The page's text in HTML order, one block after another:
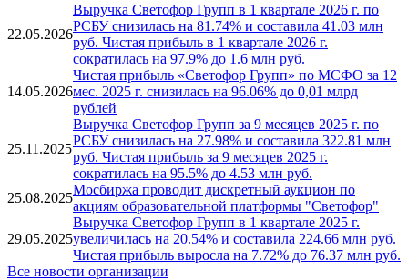
22.05.2026
Выручка Светофор Групп в 1 квартале 2026 г. по
РСБУ снизилась на 81.74% и составила 41.03 млн
руб. Чистая прибыль в 1 квартале 2026 г.
сократилась на 97.9% до 1.6 млн руб.
14.05.2026
Чистая прибыль «Светофор Групп» по МСФО за 12
мес. 2025 г. снизилась на 96.06% до 0,01 млрд
рублей
25.11.2025
Выручка Светофор Групп за 9 месяцев 2025 г. по
РСБУ снизилась на 27.98% и составила 322.81 млн
руб. Чистая прибыль за 9 месяцев 2025 г.
сократилась на 95.5% до 4.53 млн руб.
25.08.2025
Мосбиржа проводит дискретный аукцион по
акциям образовательной платформы "Светофор"
29.05.2025
Выручка Светофор Групп в 1 квартале 2025 г.
увеличилась на 20.54% и составила 224.66 млн руб.
Чистая прибыль выросла на 7.72% до 76.37 млн руб.
Все новости организации